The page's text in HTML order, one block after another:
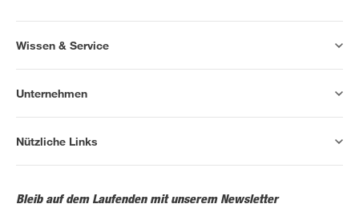
Wissen & Service
Unternehmen
Nützliche Links
Bleib auf dem Laufenden mit unserem Newsletter